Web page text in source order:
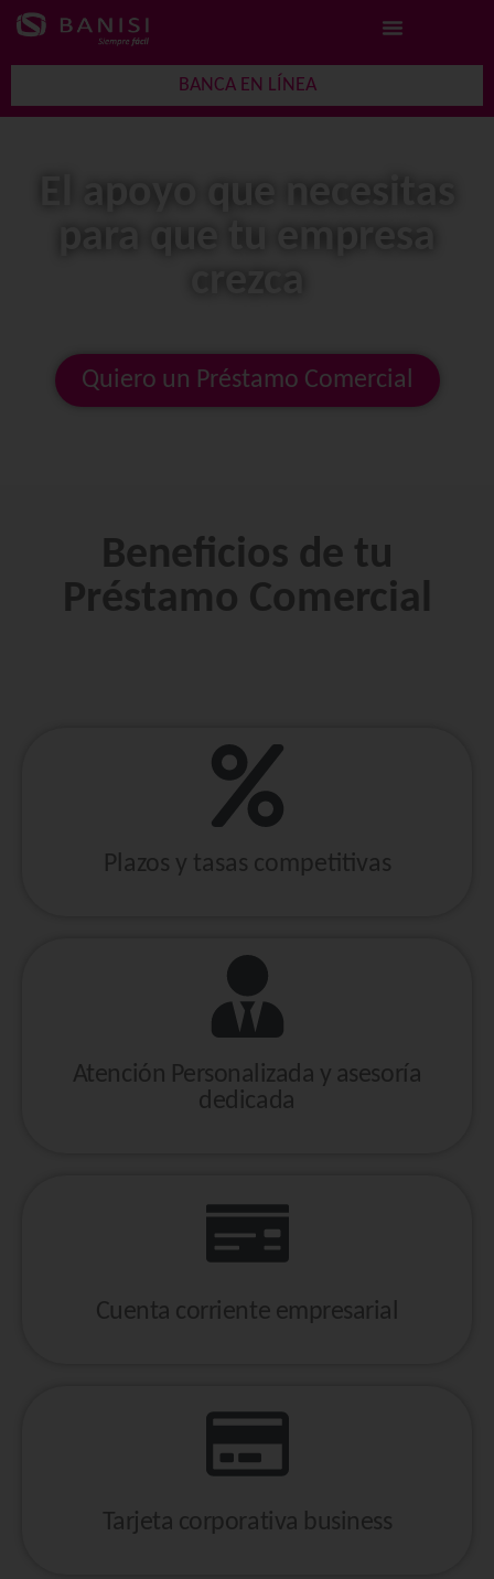
BANCA EN LÍNEA
Quiero un Préstamo Comercial
Beneficios de tu
Préstamo Comercial
Plazos y tasas competitivas
Atención Personalizada y asesoría
dedicada
Cuenta corriente empresarial
Tarjeta corporativa business